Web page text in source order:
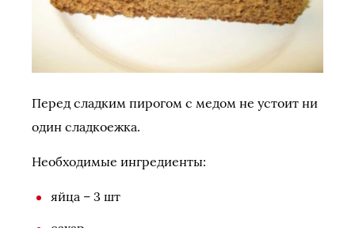
Перед сладким пирогом с медом не устоит ни
один сладкоежка.
Необходимые ингредиенты:
яйца – 3 шт